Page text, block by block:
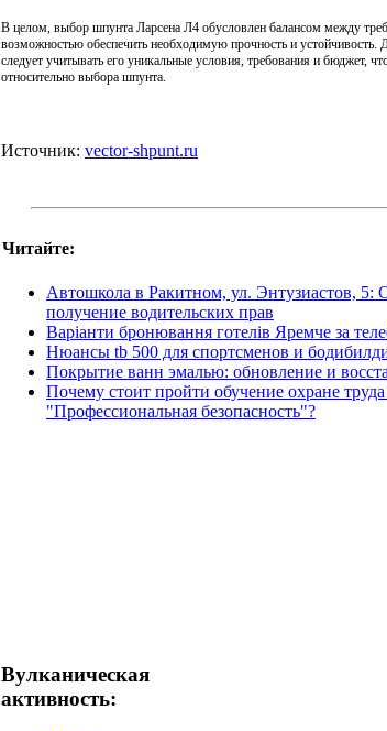
В целом, выбор шпунта Ларсена Л4 обусловлен балансом между
возможностью обеспечить необходимую прочность и устойчивость.
следует учитывать его уникальные условия, требования и бюджет,
относительно выбора шпунта.
Источник: vector-shpunt.ru
Читайте:
Автошкола в Ракитном, ул. Энтузиастов, 5:
получение водительских прав
Варіанти бронювання готелів Яремче за
Нюансы tb 500 для спортсменов и
Покрытие ванн эмалью: обновление и
Почему стоит пройти обучение охране
"Профессиональная безопасность"?
Вулканическая
активность: